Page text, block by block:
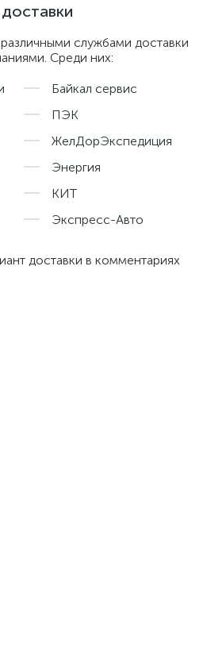
службами доставки
Среди них:
Байкал сервис
ПЭК
ЖелДорЭкспедиция
Энергия
КИТ
Экспресс-Авто
доставки в комментариях